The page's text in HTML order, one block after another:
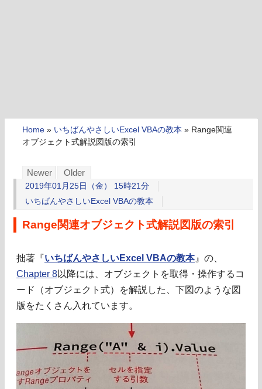
Home » いちばんやさしいExcel VBAの教本 » Range関連
オブジェクト式解説図版の索引
Newer Older
2019年01月25日（金） 15時21分
いちばんやさしいExcel VBAの教本
Range関連オブジェクト式解説図版の索引
拙著『いちばんやさしいExcel VBAの教本』の、
Chapter 8以降には、オブジェクトを取得・操作するコ
ード（オブジェクト式）を解説した、下図のような図
版をたくさん入れています。